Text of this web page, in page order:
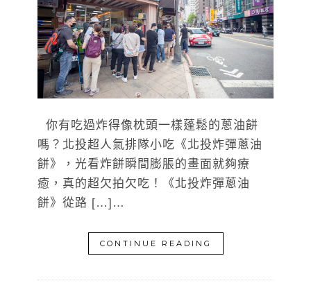
你有吃過炸得像枕頭一樣蓬鬆的蔥油餅
嗎？北投超人氣排隊小吃《北投炸彈蔥油
餅》，光看炸餅瞬間膨脹的畫面就夠療
癒，真的超欠拍欠吃！《北投炸彈蔥油
餅》從路 […]…
CONTINUE READING